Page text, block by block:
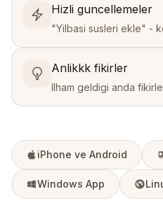
Hizli guncellemeler
"Yilbasi susleri ekle" -
Anlikkk fikirler
Ilham geldigi anda
iPhone ve Android
Windows App